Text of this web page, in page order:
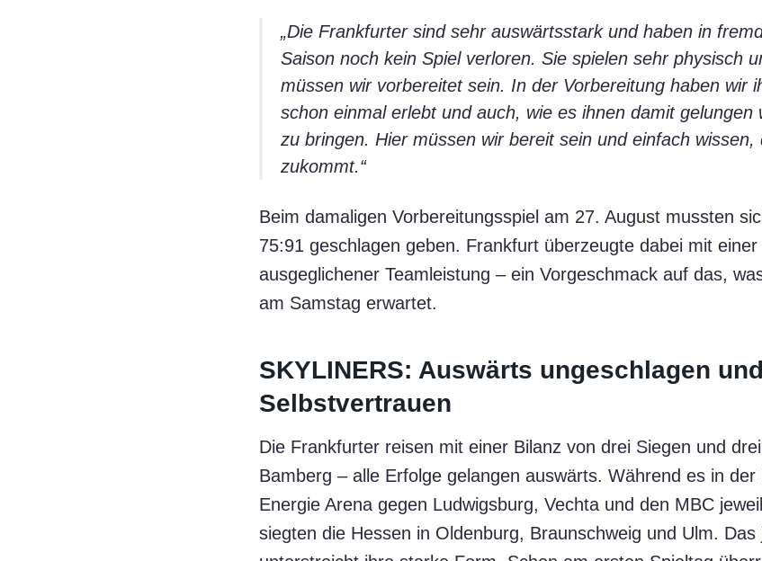
„Die Frankfurter sind sehr auswärtsstark und haben in
Saison noch kein Spiel verloren. Sie spielen sehr physisch
müssen wir vorbereitet sein. In der Vorbereitung haben wir
schon einmal erlebt und auch, wie es ihnen damit gelungen
zu bringen. Hier müssen wir bereit sein und einfach
zukommt.“
Beim damaligen Vorbereitungsspiel am 27. August mussten
75:91 geschlagen geben. Frankfurt überzeugte dabei mit
ausgeglichener Teamleistung – ein Vorgeschmack auf das,
am Samstag erwartet.
SKYLINERS: Auswärts ungeschlagen
Selbstvertrauen
Die Frankfurter reisen mit einer Bilanz von drei Siegen und
Bamberg – alle Erfolge gelangen auswärts. Während es in der
Energie Arena gegen Ludwigsburg, Vechta und den MBC
siegten die Hessen in Oldenburg, Braunschweig und Ulm.